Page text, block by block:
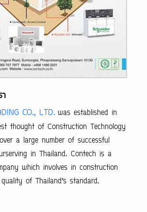
CO., LTD. was established in
thought of Construction Technology
a large number of successful
in Thailand. Contech is a
which involves in construction
of Thailand’s standard.